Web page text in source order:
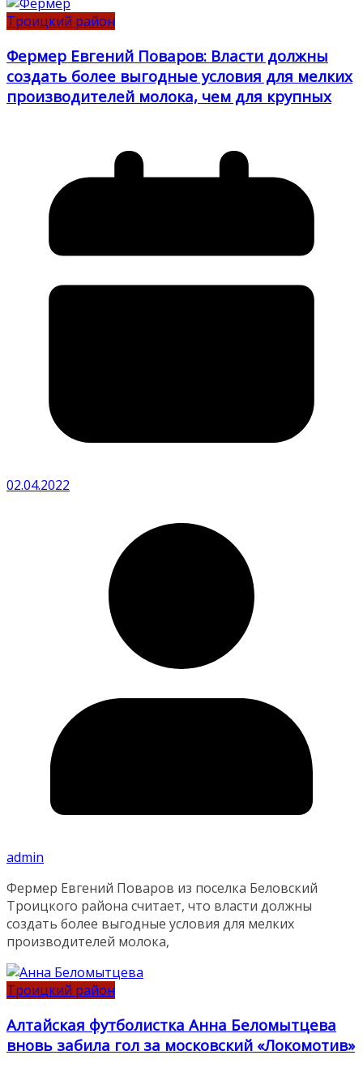
Троицкий район
Фермер Евгений Поваров: Власти должны
создать более выгодные условия для мелких
производителей молока, чем для крупных
02.04.2022
admin
Фермер Евгений Поваров из поселка Беловский
Троицкого района считает, что власти должны
создать более выгодные условия для мелких
производителей молока,
Троицкий район
Алтайская футболистка Анна Беломытцева
вновь забила гол за московский «Локомотив»